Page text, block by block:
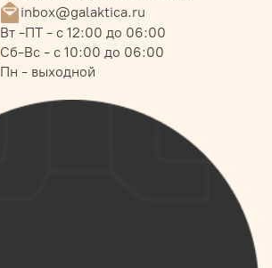
inbox@galaktica.ru
Вт -ПТ - с 12:00 до 06:00
Сб-Вс - с 10:00 до 06:00
Пн - выходной